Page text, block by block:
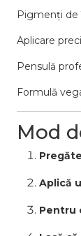
Pigmenți de
Aplicare
Pensulă
Formulă
Mod
Aplică
Pentru